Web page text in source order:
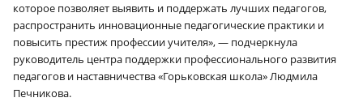
которое позволяет выявить и поддержать лучших педагогов,
распространить инновационные педагогические практики и
повысить престиж профессии учителя», — подчеркнула
руководитель центра поддержки профессионального развития
педагогов и наставничества «Горьковская школа» Людмила
Печникова.